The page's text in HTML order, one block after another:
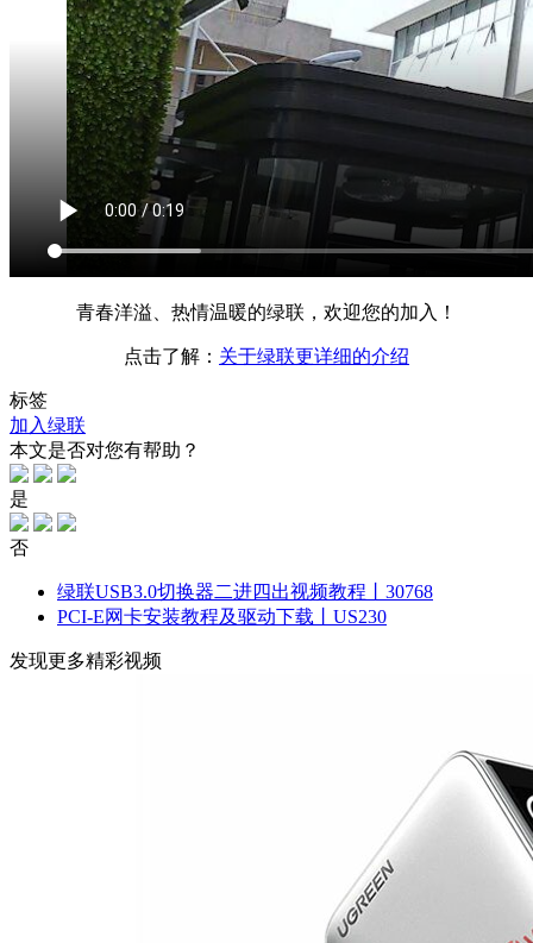
青春洋溢、热情温暖的绿联，欢迎您的加入！
点击了解： 关于绿联更详细的介绍
标签
加入绿联
本文是否对您有帮助？
是
否
绿联USB3.0切换器二进四出视频教程丨30768
PCI-E网卡安装教程及驱动下载丨US230
发现更多精彩视频